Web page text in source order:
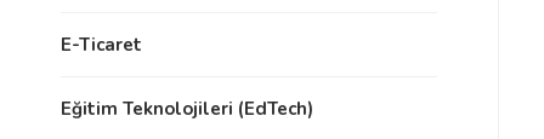
E-Ticaret
Eğitim Teknolojileri (EdTech)